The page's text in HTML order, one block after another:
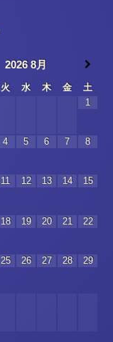
2026 8月
火 水 木 金
土
1
4 5 6 7 8
11 12 13 14 15
18 19 20 21 22
25 26 27 28 29